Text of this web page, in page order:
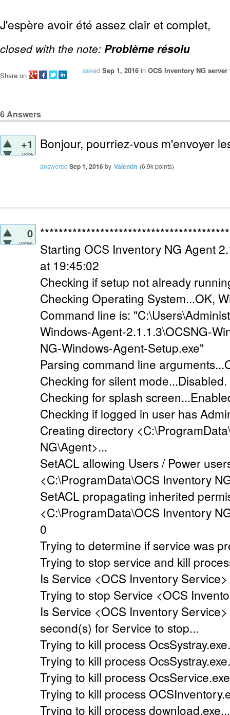
J'espère avoir été assez clair et complet,
closed with the note: Problème résolu
asked Sep 1, 2016 in OCS Inventory NG
Share on
6Answers
+1
vote
Bonjour, pourriez-vous m'envoyer
answered Sep 1, 2016by Valentin (6.9kpoints)
0
votes
Starting OCS Inventory NG Agent
at 19:45:02
Checking if setup not already
Checking Operating System...OK,
Command line is:
Windows-Agent-2.1.1.3\OCSNG-
NG-Windows-Agent-Setup.exe"
Parsing command line
Checking for silent mode...Disabled.
Checking for splash
Checking if logged in user has
Creating directory
NG\Agent>...
SetACL allowing Users / Power
<C:\ProgramData\OCS Inventory
SetACL propagating inherited
<C:\ProgramData\OCS Inventory
0
Trying to determine if service was
Trying to stop service and kill
Is Service <OCS Inventory
Trying to stop Service <OCS
Is Service <OCS Inventory
second(s) for Service to stop...
Trying to kill process
Trying to kill process
Trying to kill process
Trying to kill process
Trying to kill process